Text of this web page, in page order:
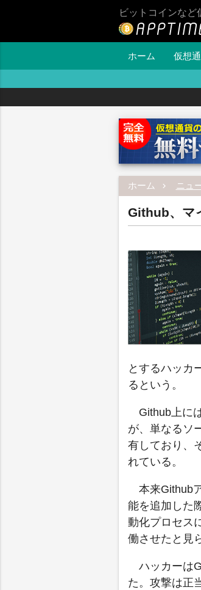
ビットコインな
ホーム 仮想
ホーム ニュ
Github、マ
とするハッカ
るという。
Github上に
が、単なるソ
有しており、
れている。
本来Github
能を追加した
動化プロセス
働させたと見
ハッカーは
た。攻撃は正